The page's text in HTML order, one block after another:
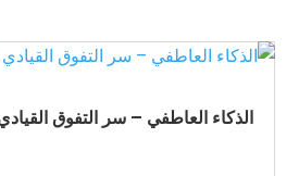
الذكاء العاطفي – سر التفوق